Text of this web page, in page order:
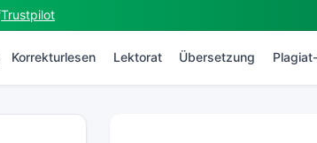
Trustpilot
Korrekturlesen Lektorat Übersetzung